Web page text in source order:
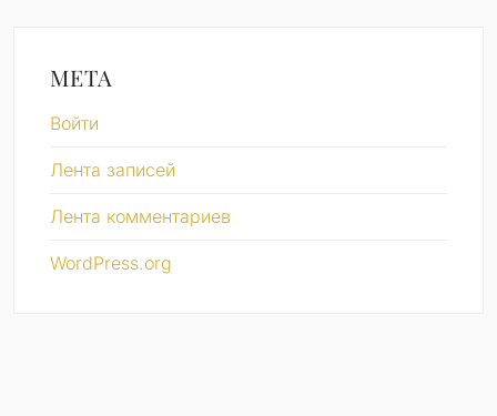
МЕТА
Войти
Лента записей
Лента комментариев
WordPress.org